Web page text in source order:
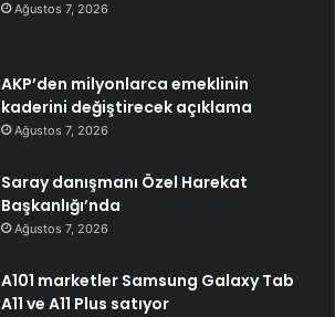
Ağustos 7, 2026
AKP’den milyonlarca emeklinin
kaderini değiştirecek açıklama
Ağustos 7, 2026
Saray danışmanı Özel Harekat
Başkanlığı’nda
Ağustos 7, 2026
A101 marketler Samsung Galaxy Tab
A11 ve A11 Plus satıyor